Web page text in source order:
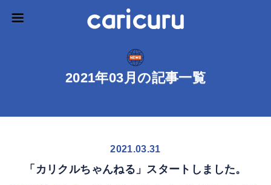
2021年03月の記事一覧
2021.03.31
「カリクルちゃんねる」スタートしました。